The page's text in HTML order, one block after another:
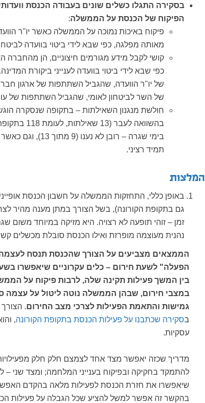
בסקירה התגלו כשלים שונים בעבודה הכנסת
הפיקוח של הכנסת על הממשלה:
פיקוח באיכות נמוכה על הממשלה כאשר יו"ר
מאותה מפלגה, כפי שבא לידי ביטוי בוועדה
קושי לקבל מידע מגורמים חיצוניים, הן מהחברה
כפי שבא לידי ביטוי בוועדה לענייני ביקורת
של יו"ר הוועדה, שהגביל השתתפות של ארגון
של השר לביטחון לאומי, שהגביל השתתפות של
חולשת מנגנון השאילתות – בתקופה שנסקרה
בימי שגרה – רובן לא
תמיד רציני.
המלצות
באופן כללי, התחזקות הממשלה על חשבון הכנסת
גם בתקופת הקורונה), בשל הצורך במתן מענה מהיר
זמן – זוהי תופעה לא רצויה. היא מזיקה במיוחד
נהנית מעוצמה מופרזת ואילו הכנסת סובלת מכשלים
הממצאים מצביעים על הצורך שהכנסת תנסח לעצמה
הפעלה" לשעת חירום – כלים עקרוניים שיאפשרו
בין המשך פעילות תקינה שלה, לרבות פיקוח על
במצבי חירום, שבהן הממשלה נוטה ליטול על עצמה
גמישות והתאמת הפעילות לצרכי מצב החירום.
בסקירה שכתבנו על פעילות הכנסת בתקופת הקורונה,
עסקיות.
מדריך שכזה יאפשר מצד אחד לצמצם חלק חלק
להתמקד בחקיקה ובפיקוח בענייני המלחמה; ומצד שני –
שיאפשרו את חזרת הכנסת לפעילות מלאה בהקדם
בהקשר זה אפשר למשל להציע שכל הגבלה על פעילות